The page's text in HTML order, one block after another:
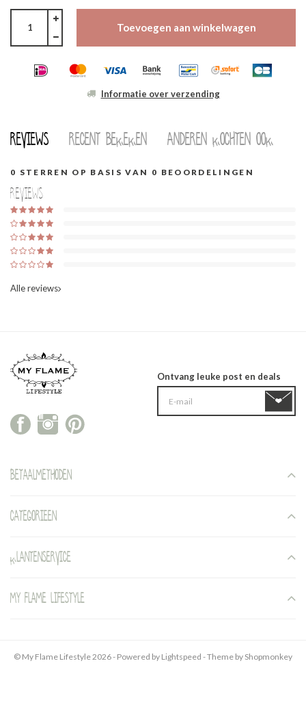
Toevoegen aan winkelwagen
Informatie over verzending
Reviews Recent bekeken Anderen kochten ook
0 STERREN OP BASIS VAN 0 BEOORDELINGEN
Reviews
Alle reviews
Ontvang leuke post en deals
Betaalmethoden
Categorieen
Klantenservice
My Flame Lifestyle
© My Flame Lifestyle 2026 - Powered by Lightspeed - Theme by Shopmonkey